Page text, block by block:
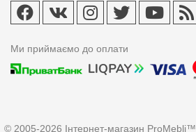
Ми приймаємо до оплати
© 2005-2026 Інтернет-магазин ProMebli™: